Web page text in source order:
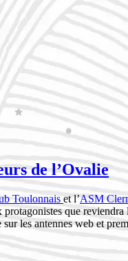
de l’Ovalie
Toulonnais et l’ASM
protagonistes que
les antennes web et